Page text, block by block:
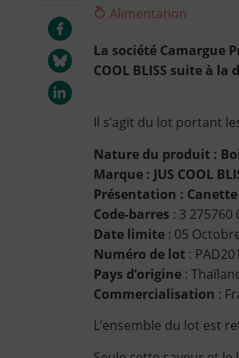
Alimentation
La société Camargue
COOL BLISS suite à
Il s’agit du lot portant
Nature du produit :
Marque : JUS COOL
Présentation :
Code-barres : 3 275760
Date limite : 05
Numéro de lot :
Pays d’origine :
Commercialisation :
L’ensemble du lot est